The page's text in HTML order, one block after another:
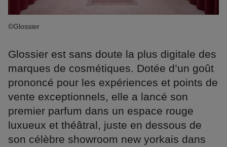
©Glossier
Glossier est sans doute la plus digitale des
marques de cosmétiques. Dotée d’un goût
prononcé pour les expériences et points de
vente exceptionnels, elle a lancé son
premier parfum dans un espace rouge
luxueux et théâtral, juste en dessous de
son célèbre showroom new yorkais dans